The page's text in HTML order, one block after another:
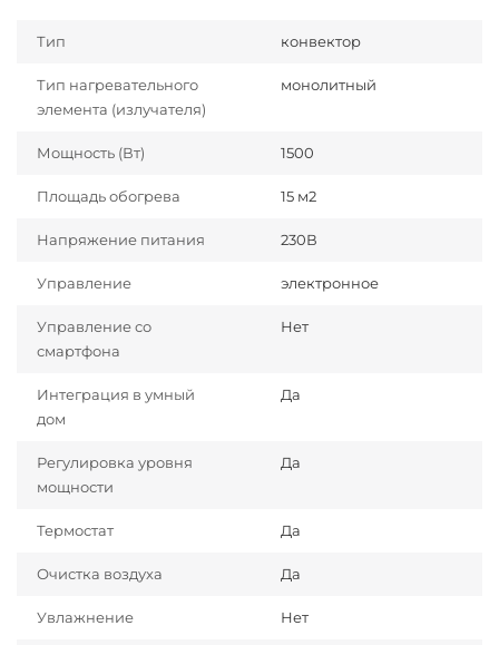
Тип конвектор
Тип нагревательного
элемента (излучателя)
монолитный
Мощность (Вт) 1500
Площадь обогрева 15 м2
Напряжение питания 230В
Управление электронное
Управление со
смартфона
Нет
Интеграция в умный
дом
Да
Регулировка уровня
мощности
Да
Термостат Да
Очистка воздуха Да
Увлажнение Нет